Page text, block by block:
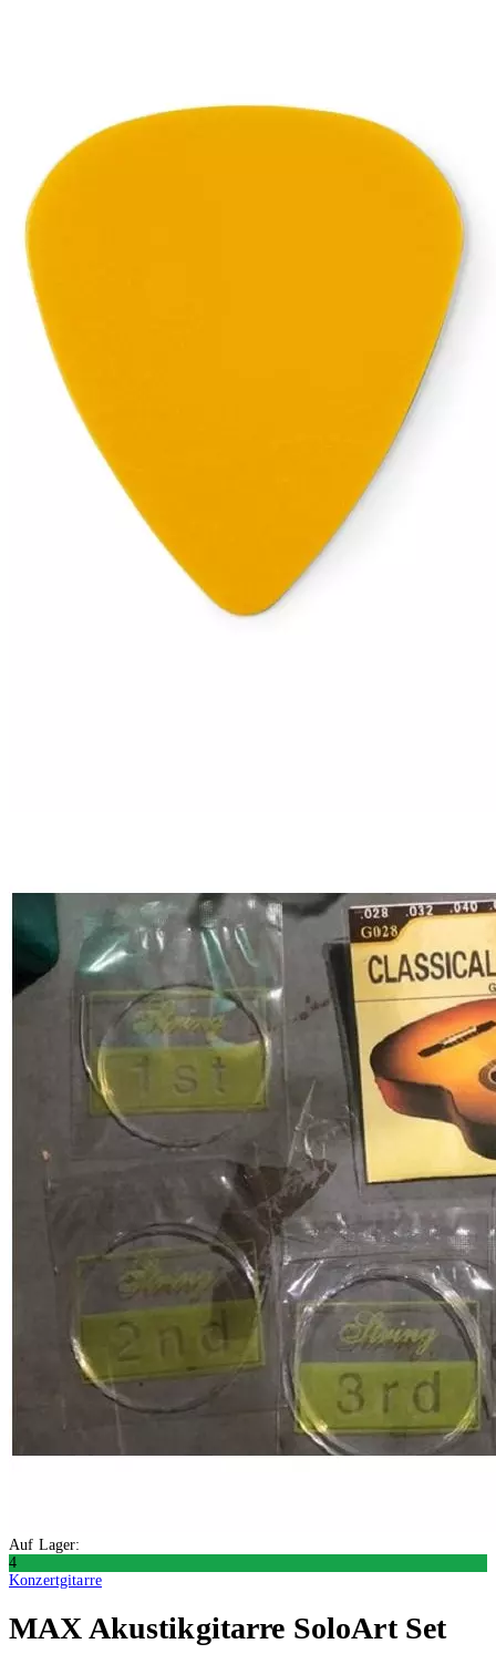
Auf Lager:
4
Konzertgitarre
MAX Akustikgitarre SoloArt Set